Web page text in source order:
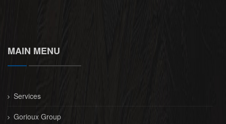
MAIN MENU
Services
Gorioux Group